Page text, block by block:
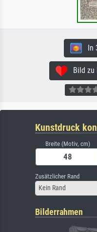
In
Bild zu
Kunstdruck
Breite (Motiv, cm)
Zusätzlicher Rand
Kein Rand
Bilderrahmen